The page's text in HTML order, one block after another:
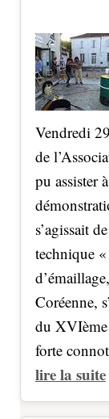
Vendredi
de
pu assister
s’agissait
technique
Coréenne,
du XVIème
forte
lire la suite